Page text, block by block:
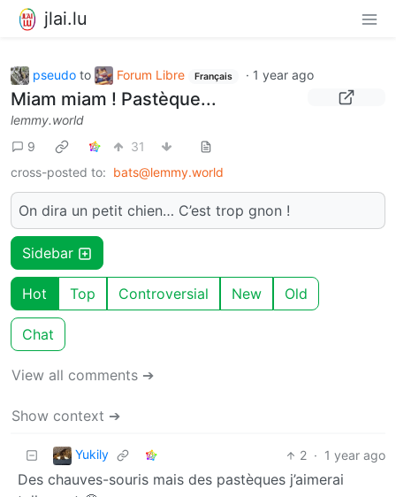
jlai.lu
pseudo to Forum Libre Français · 1 year ago
Miam miam ! Pastèque...
lemmy.world
9
31
cross-posted to: bats@lemmy.world
On dira un petit chien… C’est trop gnon !
Sidebar
Hot Top Controversial New Old
Chat
View all comments ➔
Show context ➔
Yukily 2 · 1 year ago
Des chauves-souris mais des pastèques j’aimerai